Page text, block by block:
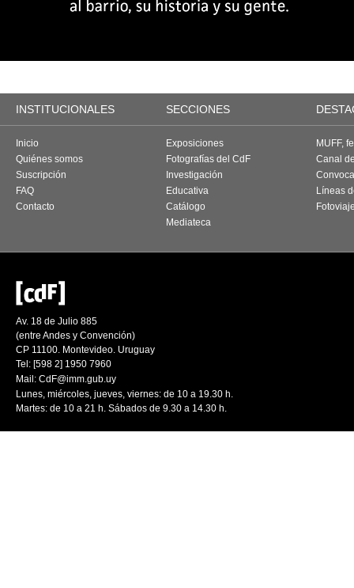
INSTITUCIONALES SECCIONES
Inicio
Quiénes somos
Suscripción
FAQ
Contacto
Exposiciones
Fotografías del CdF
Investigación
Educativa
Catálogo
Mediateca
MUFF,
Canal
Líneas
Av. 18 de Julio 885
(entre Andes y Convención)
CP 11100. Montevideo. Uruguay
Tel: [598 2] 1950 7960
Mail: CdF@imm.gub.uy
Lunes, miércoles, jueves, viernes: de 10 a 19.30 h.
Martes: de 10 a 21 h. Sábados de 9.30 a 14.30 h.